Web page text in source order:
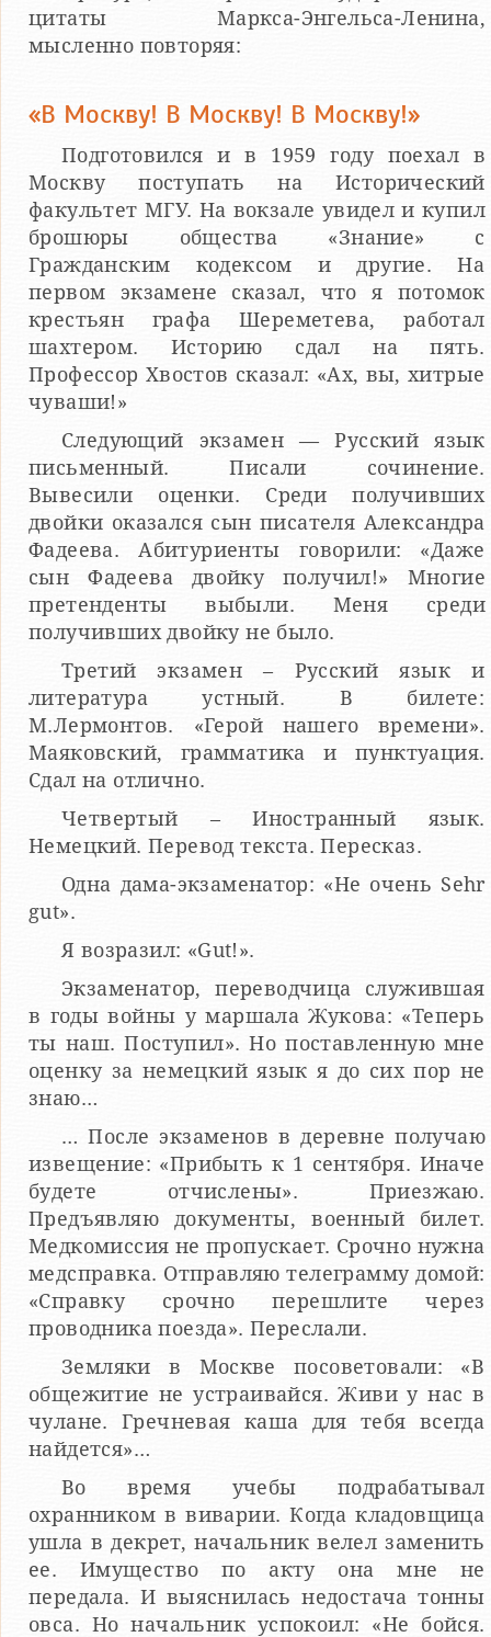
цитаты Маркса-Энгельса-Ленина,
мысленно повторяя:
«В Москву! В Москву! В Москву!»
Подготовился и в 1959 году поехал в
Москву поступать на Исторический
факультет МГУ. На вокзале увидел и купил
брошюры общества «Знание» с
Гражданским кодексом и другие. На
первом экзамене сказал, что я потомок
крестьян графа Шереметева, работал
шахтером. Историю сдал на пять.
Профессор Хвостов сказал: «Ах, вы, хитрые
чуваши!»
Следующий экзамен — Русский язык
письменный. Писали сочинение.
Вывесили оценки. Среди получивших
двойки оказался сын писателя Александра
Фадеева. Абитуриенты говорили: «Даже
сын Фадеева двойку получил!» Многие
претенденты выбыли. Меня среди
получивших двойку не было.
Третий экзамен – Русский язык и
литература устный. В билете:
М.Лермонтов. «Герой нашего времени».
Маяковский, грамматика и пунктуация.
Сдал на отлично.
Четвертый – Иностранный язык.
Немецкий. Перевод текста. Пересказ.
Одна дама-экзаменатор: «Не очень Sehr
gut».
Я возразил: «Gut!».
Экзаменатор, переводчица служившая
в годы войны у маршала Жукова: «Теперь
ты наш. Поступил». Но поставленную мне
оценку за немецкий язык я до сих пор не
знаю…
… После экзаменов в деревне получаю
извещение: «Прибыть к 1 сентября. Иначе
будете отчислены». Приезжаю.
Предъявляю документы, военный билет.
Медкомиссия не пропускает. Срочно нужна
медсправка. Отправляю телеграмму домой:
«Справку срочно перешлите через
проводника поезда». Переслали.
Земляки в Москве посоветовали: «В
общежитие не устраивайся. Живи у нас в
чулане. Гречневая каша для тебя всегда
найдется»…
Во время учебы подрабатывал
охранником в виварии. Когда кладовщица
ушла в декрет, начальник велел заменить
ее. Имущество по акту она мне не
передала. И выяснилась недостача тонны
овса. Но начальник успокоил: «Не бойся.